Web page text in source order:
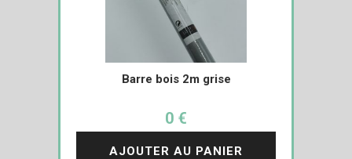
Barre bois 2m grise
0 €
AJOUTER AU PANIER